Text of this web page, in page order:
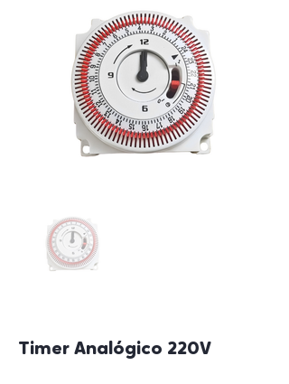
Timer Analógico 220V